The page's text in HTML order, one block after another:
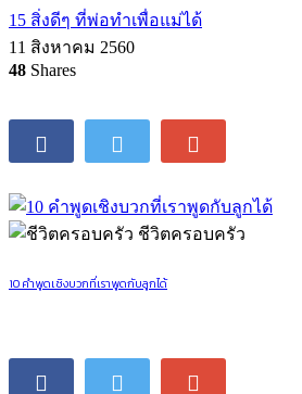
15 สิ่งดีๆ ที่พ่อทำเพื่อแม่ได้
11 สิงหาคม 2560
48 Shares
ชีวิตครอบครัว
10 คำพูดเชิงบวกที่เราพูดกับลูกได้